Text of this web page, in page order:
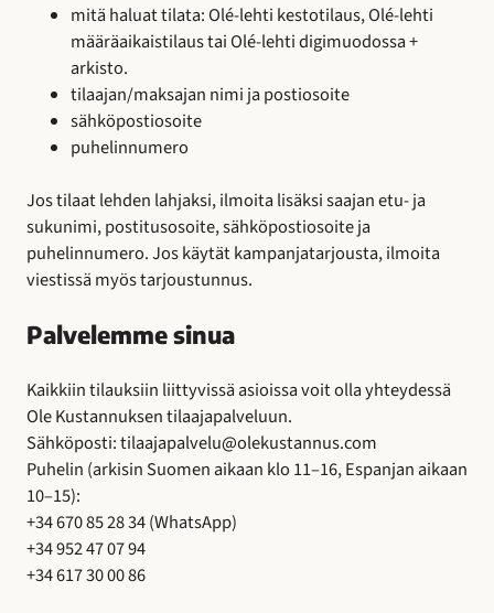
mitä haluat tilata: Olé-lehti kestotilaus, Olé-lehti
määräaikaistilaus tai Olé-lehti digimuodossa +
arkisto.
tilaajan/maksajan nimi ja postiosoite
sähköpostiosoite
puhelinnumero
Jos tilaat lehden lahjaksi, ilmoita lisäksi saajan etu- ja
sukunimi, postitusosoite, sähköpostiosoite ja
puhelinnumero. Jos käytät kampanjatarjousta, ilmoita
viestissä myös tarjoustunnus.
Palvelemme sinua
Kaikkiin tilauksiin liittyvissä asioissa voit olla yhteydessä
Ole Kustannuksen tilaajapalveluun.
Sähköposti:tilaajapalvelu@olekustannus.com
Puhelin (arkisin Suomen aikaan klo 11–16, Espanjan aikaan
10–15):
+34 670 85 28 34 (WhatsApp)
+34 952 47 07 94
+34 617 30 00 86